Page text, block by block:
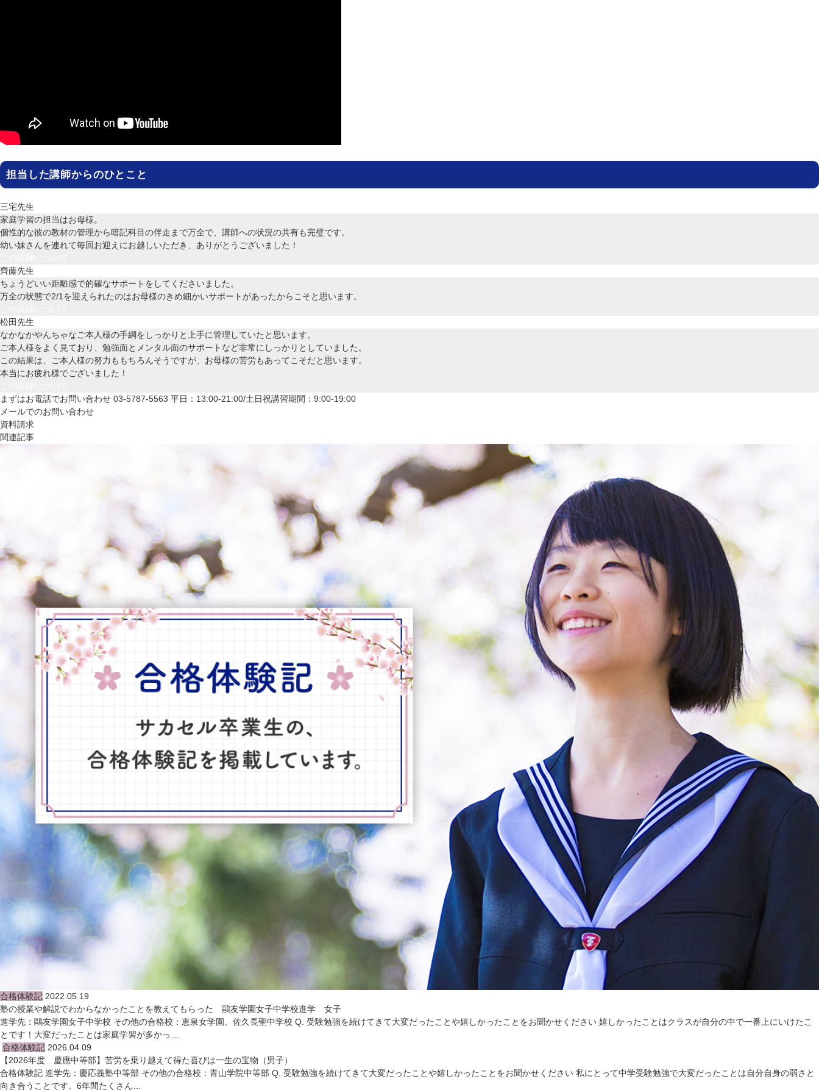
担当した講師からのひとこと
家庭学習の担当はお母様。
個性的な彼の教材の管理から暗記科目の伴走まで万全で、講師への状況の共有も完璧です。
幼い妹さんを連れて毎回お迎えにお越しいただき、ありがとうございました！
ちょうどいい距離感で的確なサポートをしてくださいました。
万全の状態で2/1を迎えられたのはお母様のきめ細かいサポートがあったからこそと思います。
なかなかやんちゃなご本人様の手綱をしっかりと上手に管理していたと思います。
ご本人様をよく見ており、勉強面とメンタル面のサポートなど非常にしっかりとしていました。
この結果は、ご本人様の努力ももちろんそうですが、お母様の苦労もあってこそだと思います。
本当にお疲れ様でございました！
まずはお電話でお問い合わせ 03-5787-5563 平日：13:00-21:00/土日祝講習期間：9:00-19:00
メールでのお問い合わせ
資料請求
関連記事
合格体験記 2022.05.19
塾の授業や解説でわからなかったことを教えてもらった 鷗友学園女子中学校進学 女子
進学先：鷗友学園女子中学校 その他の合格校：恵泉女学園、佐久長聖中学校 Q. 受験勉強を続けてきて大変だったことや嬉しかったことをお聞かせください 嬉しかったことはクラスが自分の中で一番上にいけたこ
とです！大変だったことは家庭学習が多かっ…
合格体験記 2026.04.09
【2026年度 慶應中等部】苦労を乗り越えて得た喜びは一生の宝物（男子）
合格体験記 進学先：慶応義塾中等部 その他の合格校：青山学院中等部 Q. 受験勉強を続けてきて大変だったことや嬉しかったことをお聞かせください 私にとって中学受験勉強で大変だったことは自分自身の弱さと
向き合うことです。6年間たくさん…